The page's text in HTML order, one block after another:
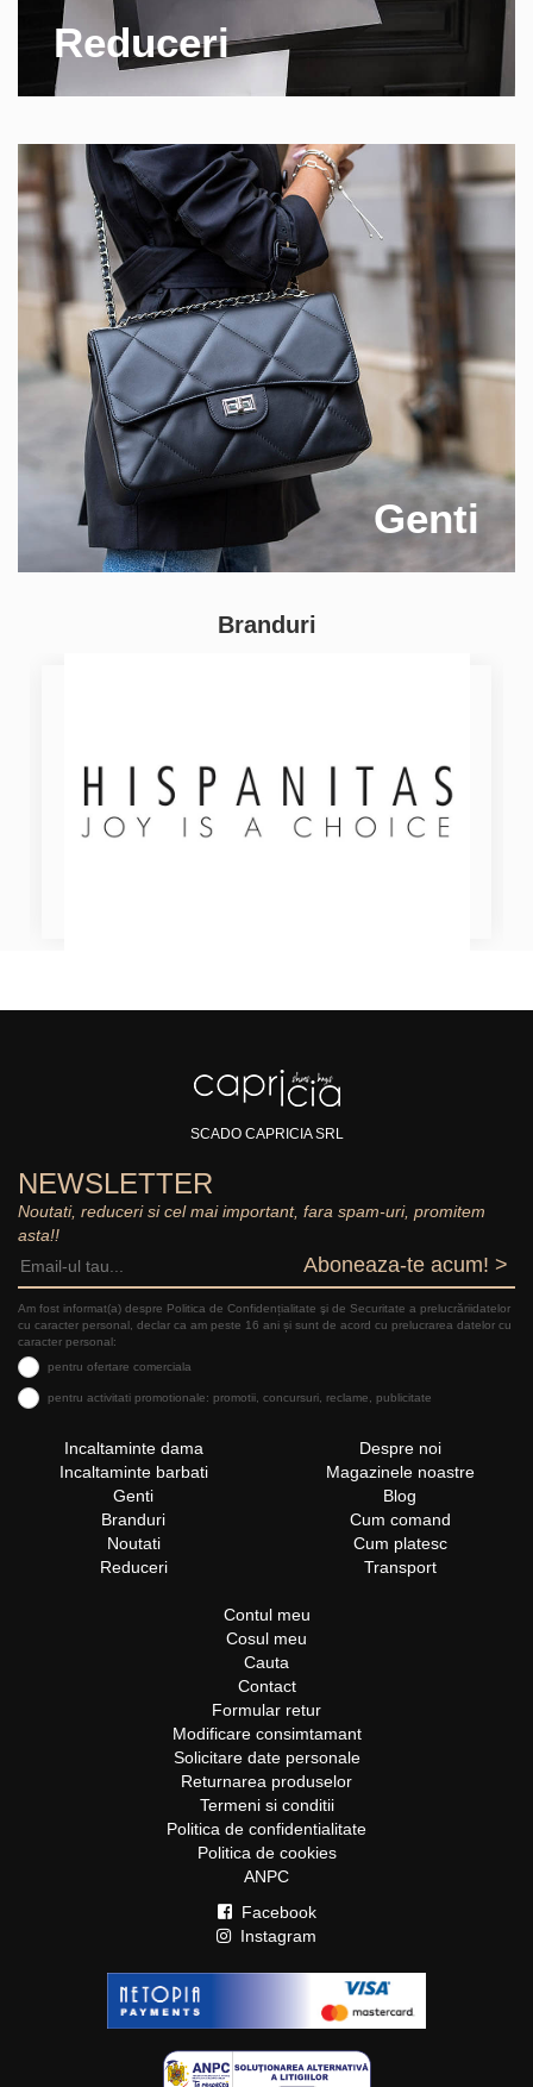
Reduceri
Genti
Branduri
SCADO CAPRICIA SRL
NEWSLETTER
Noutati, reduceri si cel mai important, fara spam-uri, promitem
asta!!
Aboneaza-te acum! >
Am fost informat(a) despre Politica de Confidențialitate şi de Securitate a prelucrăriidatelor
cu caracter personal, declar ca am peste 16 ani și sunt de acord cu prelucrarea datelor cu
caracter personal:
pentru ofertare comerciala
pentru activitati promotionale: promotii, concursuri, reclame, publicitate
Incaltaminte dama
Incaltaminte barbati
Genti
Branduri
Noutati
Reduceri
Despre noi
Magazinele noastre
Blog
Cum comand
Cum platesc
Transport
Contul meu
Cosul meu
Cauta
Contact
Formular retur
Modificare consimtamant
Solicitare date personale
Returnarea produselor
Termeni si conditii
Politica de confidentialitate
Politica de cookies
ANPC
Facebook
Instagram